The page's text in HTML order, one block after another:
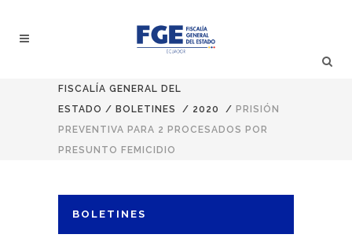
FISCALÍA GENERAL DEL
ESTADO / BOLETINES / 2020 / PRISIÓN
PREVENTIVA PARA 2 PROCESADOS POR
PRESUNTO FEMICIDIO
BOLETINES